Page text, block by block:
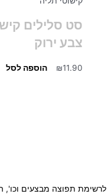
סט סלילים
צבע ירוק
₪11.90 הוספה לסל
לרשימת תפוצה מבצעים וכו',